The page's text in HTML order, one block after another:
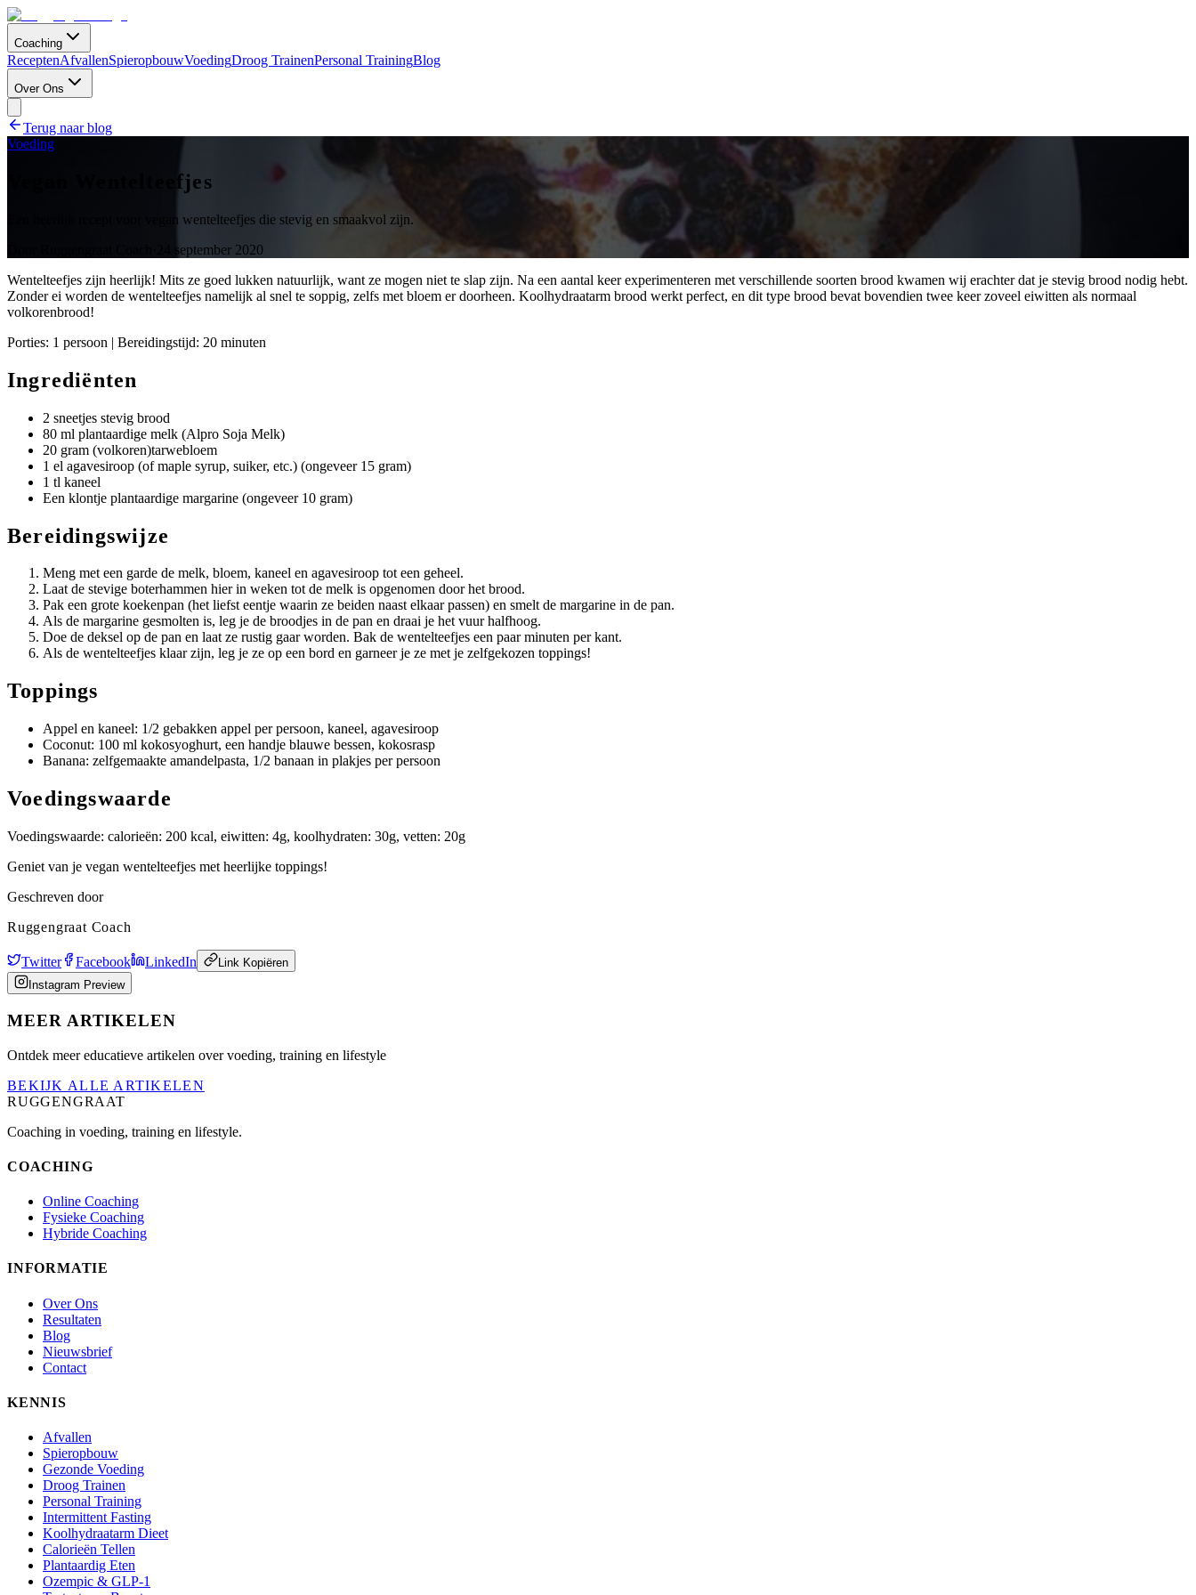
Coaching
ReceptenAfvallenSpieropbouwVoedingDroog TrainenPersonal TrainingBlog
Over Ons
Terug naar blog
Voeding
Vegan Wentelteefjes
Een heerlijk recept voor vegan wentelteefjes die stevig en smaakvol zijn.
24 september 2020
Wentelteefjes zijn heerlijk! Mits ze goed lukken natuurlijk, want ze mogen niet te slap zijn. Na een aantal keer experimenteren met verschillende soorten brood kwamen wij erachter dat je stevig brood nodig hebt.
Zonder ei worden de wentelteefjes namelijk al snel te soppig, zelfs met bloem er doorheen. Koolhydraatarm brood werkt perfect, en dit type brood bevat bovendien twee keer zoveel eiwitten als normaal
volkorenbrood!
Porties: 1 persoon | Bereidingstijd: 20 minuten
Ingrediënten
2 sneetjes stevig brood
80 ml plantaardige melk (Alpro Soja Melk)
20 gram (volkoren)tarwebloem
1 el agavesiroop (of maple syrup, suiker, etc.) (ongeveer 15 gram)
1 tl kaneel
Een klontje plantaardige margarine (ongeveer 10 gram)
Bereidingswijze
Meng met een garde de melk, bloem, kaneel en agavesiroop tot een geheel.
Laat de stevige boterhammen hier in weken tot de melk is opgenomen door het brood.
Pak een grote koekenpan (het liefst eentje waarin ze beiden naast elkaar passen) en smelt de margarine in de pan.
Als de margarine gesmolten is, leg je de broodjes in de pan en draai je het vuur halfhoog.
Doe de deksel op de pan en laat ze rustig gaar worden. Bak de wentelteefjes een paar minuten per kant.
Als de wentelteefjes klaar zijn, leg je ze op een bord en garneer je ze met je zelfgekozen toppings!
Toppings
Appel en kaneel: 1/2 gebakken appel per persoon, kaneel, agavesiroop
Coconut: 100 ml kokosyoghurt, een handje blauwe bessen, kokosrasp
Banana: zelfgemaakte amandelpasta, 1/2 banaan in plakjes per persoon
Voedingswaarde
Voedingswaarde: calorieën: 200 kcal, eiwitten: 4g, koolhydraten: 30g, vetten: 20g
Geniet van je vegan wentelteefjes met heerlijke toppings!
Geschreven door
Ruggengraat Coach
Twitter Facebook LinkedIn
Link Kopiëren
Instagram Preview
MEER ARTIKELEN
Ontdek meer educatieve artikelen over voeding, training en lifestyle
BEKIJK ALLE ARTIKELEN
RUGGENGRAAT
Coaching in voeding, training en lifestyle.
COACHING
Online Coaching
Fysieke Coaching
Hybride Coaching
INFORMATIE
Over Ons
Resultaten
Blog
Nieuwsbrief
Contact
KENNIS
Afvallen
Spieropbouw
Gezonde Voeding
Droog Trainen
Personal Training
Intermittent Fasting
Koolhydraatarm Dieet
Calorieën Tellen
Plantaardig Eten
Ozempic & GLP-1